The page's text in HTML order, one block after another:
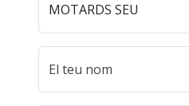
El teu nom